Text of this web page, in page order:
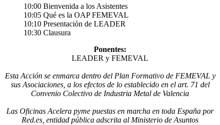
10:00 Bienvenida a los Asistentes
10:05 Qué es la OAP FEMEVAL
10:10 Presentación de LEADER
10:30 Clausura
Ponentes:
LEADER y FEMEVAL
Esta Acción se enmarca dentro del Plan Formativo de FEMEVAL y
sus Asociaciones, a los efectos de lo establecido en el art. 71 del
Convenio Colectivo de Industria Metal de Valencia
Las Oficinas Acelera pyme puestas en marcha en toda España por
Red.es, entidad pública adscrita al Ministerio de Asuntos